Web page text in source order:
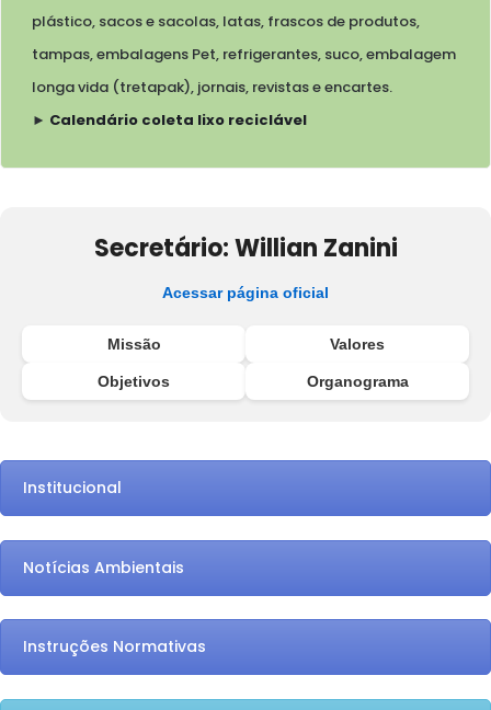
plástico, sacos e sacolas, latas, frascos de produtos,
tampas, embalagens Pet, refrigerantes, suco, embalagem
longa vida (tretapak), jornais, revistas e encartes.
► Calendário coleta lixo reciclável
Secretário: Willian Zanini
Acessar página oficial
Missão Valores
Objetivos Organograma
Institucional
Notícias Ambientais
Instruções Normativas